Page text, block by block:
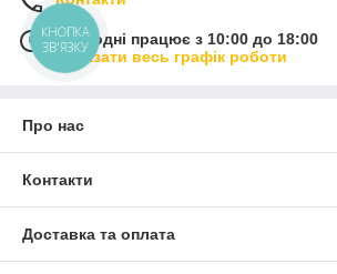
Сьогодні працює з 10:00 до 18:00
Показати весь графік роботи
Про нас
Контакти
Доставка та оплата
КНОПКА
ЗВ'ЯЗКУ